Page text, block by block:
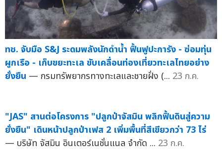
ทช. จับมือ S&J ระดมพลังนักดำน้ำ ฟื้นฟูปะการัง - ซ่อมทุ่น
ผูกเรือ - เก็บขยะทะเล ขับเคลื่อนท่องเที่ยวทะเลไทยอย่าง
ยั่งยืน — กรมทรัพยากรทางทะเลและชายฝั่ง (... 23 ก.ค.
"JAS" สานต่อโครงการ "ปลูกป่าจัสมิน พลิกฟื้นดินสู่ความ
ยั่งยืน" เดินหน้าปลูกป่าเฟส 2 เพิ่มพื้นที่สีเขียวกว่า 73 ไร่
— บริษัท จัสมิน อินเตอร์เนชั่นแนล จำกัด ... 23 ก.ค.